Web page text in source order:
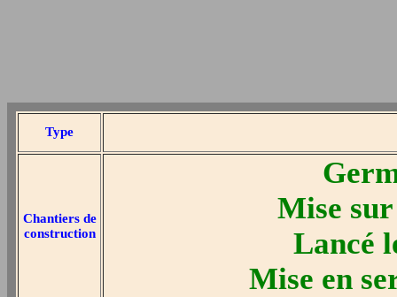
Type
Chantiers de
construction
Mise
Lancé
Mise en